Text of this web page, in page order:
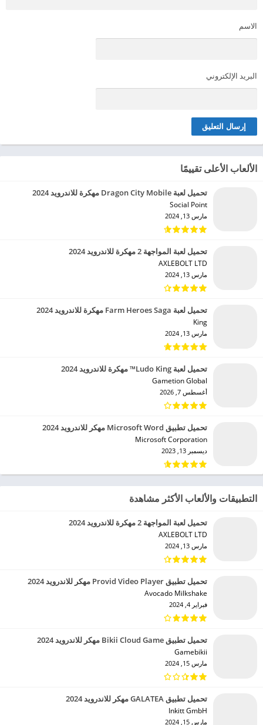
الاسم
البريد الإلكتروني
الألعاب الأعلى تقييمًا
تحميل لعبة Dragon City Mobile مهكرة للاندرويد 2024
Social Point‏
مارس 13, 2024
تحميل لعبة المواجهة 2 مهكرة للاندرويد 2024
AXLEBOLT LTD‏
مارس 13, 2024
تحميل لعبة Farm Heroes Saga مهكرة للاندرويد 2024
King‏
مارس 13, 2024
تحميل لعبة Ludo King™ مهكرة للاندرويد 2024
Gametion Global‏
أغسطس 7, 2026
تحميل تطبيق Microsoft Word مهكر للاندرويد 2024
Microsoft Corporation‏
ديسمبر 13, 2023
التطبيقات والألعاب الأكثر مشاهدة
تحميل لعبة المواجهة 2 مهكرة للاندرويد 2024
AXLEBOLT LTD‏
مارس 13, 2024
تحميل تطبيق Provid Video Player مهكر للاندرويد 2024
Avocado Milkshake‏
فبراير 4, 2024
تحميل تطبيق Bikii Cloud Game مهكر للاندرويد 2024
Gamebikii‏
مارس 15, 2024
تحميل تطبيق GALATEA مهكر للاندرويد 2024
Inkitt GmbH‏
مارس 15, 2024